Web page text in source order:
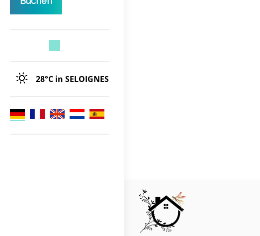
28°C in SELOIGNES